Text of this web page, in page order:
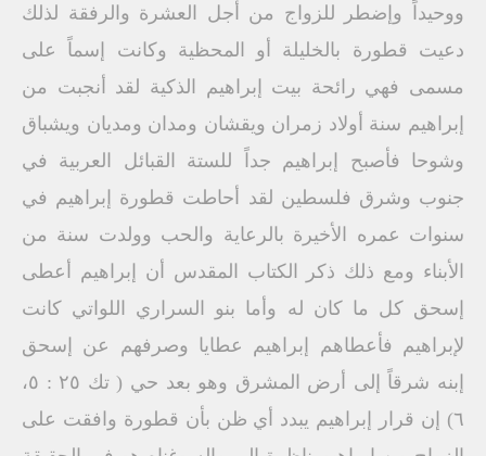
ووحيداً وإضطر للزواج من أجل العشرة والرفقة لذلك
دعيت قطورة بالخليلة أو المحظية وكانت إسماً على
مسمى فهي رائحة بيت إبراهيم الذكية لقد أنجبت من
إبراهيم سنة أولاد زمران ويقشان ومدان ومديان ويشباق
وشوحا فأصبح إبراهيم جداً للستة القبائل العربية في
جنوب وشرق فلسطين لقد أحاطت قطورة إبراهيم في
سنوات عمره الأخيرة بالرعاية والحب وولدت سنة من
الأبناء ومع ذلك ذكر الكتاب المقدس أن إبراهيم أعطى
إسحق كل ما كان له وأما بنو السراري اللواتي كانت
لإبراهيم فأعطاهم إبراهيم عطايا وصرفهم عن إسحق
إبنه شرقاً إلى أرض المشرق وهو بعد حي ( تك ٢٥ : ٥،
٦) إن قرار إبراهيم يبدد أي ظن بأن قطورة وافقت على